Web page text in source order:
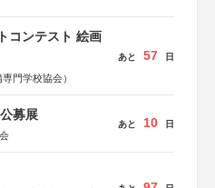
コンテスト 絵画
門学校協会）
あと 57 日
募展
あと 10 日